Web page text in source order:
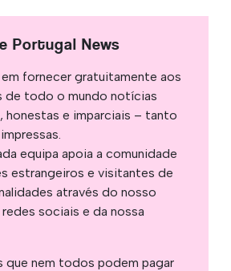
Portugal News
fornecer gratuitamente aos
de todo o mundo notícias
honestas e imparciais – tanto
equipa apoia a comunidade
estrangeiros e visitantes de
através do nosso
sociais e da nossa
que nem todos podem pagar